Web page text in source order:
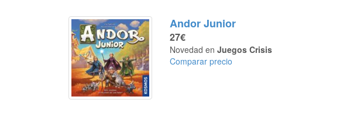
Andor Junior
27€
Novedad enJuegos Crisis
Comparar precio